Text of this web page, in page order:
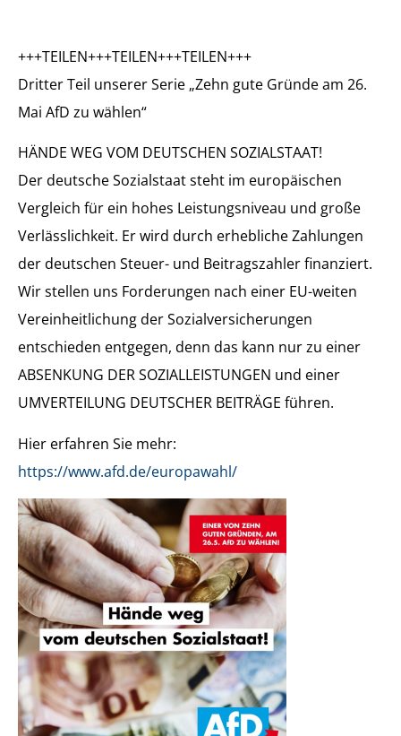
+++TEILEN+++TEILEN+++TEILEN+++
Dritter Teil unserer Serie „Zehn gute Gründe am 26.
Mai AfD zu wählen“
HÄNDE WEG VOM DEUTSCHEN SOZIALSTAAT!
Der deutsche Sozialstaat steht im europäischen
Vergleich für ein hohes Leistungsniveau und große
Verlässlichkeit. Er wird durch erhebliche Zahlungen
der deutschen Steuer- und Beitragszahler finanziert.
Wir stellen uns Forderungen nach einer EU-weiten
Vereinheitlichung der Sozialversicherungen
entschieden entgegen, denn das kann nur zu einer
ABSENKUNG DER SOZIALLEISTUNGEN und einer
UMVERTEILUNG DEUTSCHER BEITRÄGE führen.
Hier erfahren Sie mehr:
https://www.afd.de/europawahl/